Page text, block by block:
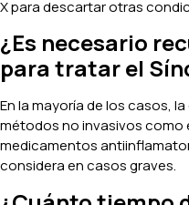
X para descartar otras
¿Es necesario
para tratar el
En la mayoría de los casos,
métodos no invasivos como
medicamentos
considera en casos graves.